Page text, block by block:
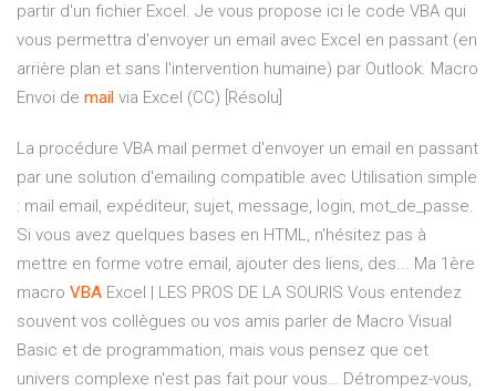
partir d'un fichier Excel. Je vous propose ici le code VBA qui
vous permettra d'envoyer un email avec Excel en passant (en
arrière plan et sans l'intervention humaine) par Outlook. Macro
Envoi de mail via Excel (CC) [Résolu]
La procédure VBA mail permet d'envoyer un email en passant
par une solution d'emailing compatible avec Utilisation simple
: mail email, expéditeur, sujet, message, login, mot_de_passe.
Si vous avez quelques bases en HTML, n'hésitez pas à
mettre en forme votre email, ajouter des liens, des... Ma 1ère
macro VBA Excel | LES PROS DE LA SOURIS Vous entendez
souvent vos collègues ou vos amis parler de Macro Visual
Basic et de programmation, mais vous pensez que cet
univers complexe n'est pas fait pour vous… Détrompez-vous,